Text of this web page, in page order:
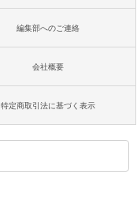
編集部へのご連絡
会社概要
特定商取引法に基づく表示